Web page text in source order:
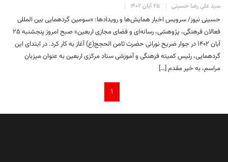
سید علی رضا حسینی ۲۵ آبان ۱۴۰۲
حسینی نیوز/ سرویس اخبار همایش‌ها و رویدادها: «سومین گردهمایی بین المللی
فعالان فرهنگی، پژوهشی، رسانه‌ای و فضای مجازی اربعین» صبح امروز پنجشنبه ۲۵
آبان ۱۴۰۲ در جوار ضریح نورانی حضرت ثامن الحجج(ع) آغاز به کار کرد. در ابتدای این
گردهمایی، رئیس کمیته فرهنگی و آموزشی ستاد مرکزی اربعین به عنوان میزبان
مراسم، به خیر مقدم […]
۱